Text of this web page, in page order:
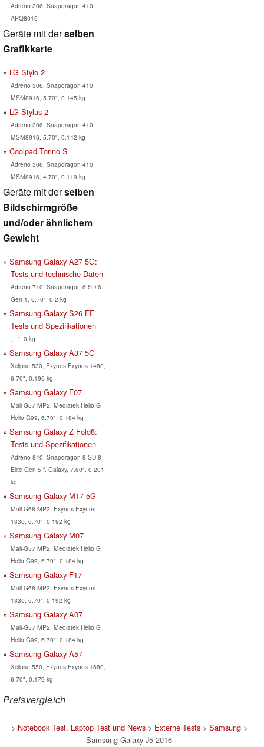
Adreno 306, Snapdragon 410
APQ8016
Geräte mit derselben
Grafikkarte
LG Stylo 2
Adreno 306, Snapdragon 410
MSM8916, 5.70", 0.145 kg
LG Stylus 2
Adreno 306, Snapdragon 410
MSM8916, 5.70", 0.142 kg
Coolpad Torino S
Adreno 306, Snapdragon 410
MSM8916, 4.70", 0.119 kg
Geräte mit derselben
Bildschirmgröße
und/oder ähnlichem
Gewicht
Samsung Galaxy A27 5G:
Tests und technische Daten
Adreno 710, Snapdragon 6 SD 6
Gen 1, 6.70", 0.2 kg
Samsung Galaxy S26 FE
Tests und Spezifikationen
, , ", 0 kg
Samsung Galaxy A37 5G
Xclipse 530, Exynos Exynos 1480,
6.70", 0.196 kg
Samsung Galaxy F07
Mali-G57 MP2, Mediatek Helio G
Helio G99, 6.70", 0.184 kg
Samsung Galaxy Z Fold8:
Tests und Spezifikationen
Adreno 840, Snapdragon 8 SD 8
Elite Gen 5 f. Galaxy, 7.60", 0.201
kg
Samsung Galaxy M17 5G
Mali-G68 MP2, Exynos Exynos
1330, 6.70", 0.192 kg
Samsung Galaxy M07
Mali-G57 MP2, Mediatek Helio G
Helio G99, 6.70", 0.184 kg
Samsung Galaxy F17
Mali-G68 MP2, Exynos Exynos
1330, 6.70", 0.192 kg
Samsung Galaxy A07
Mali-G57 MP2, Mediatek Helio G
Helio G99, 6.70", 0.184 kg
Samsung Galaxy A57
Xclipse 550, Exynos Exynos 1680,
6.70", 0.179 kg
Preisvergleich
> Notebook Test, Laptop Test und News> Externe Tests> Samsung>
Samsung Galaxy J5 2016